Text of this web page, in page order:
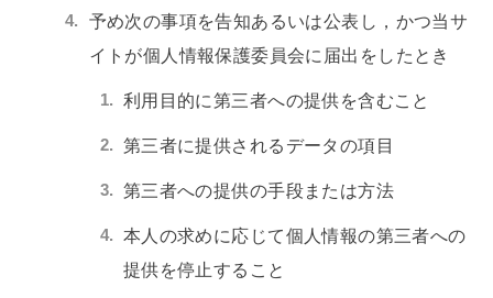
予め次の事項を告知あるいは公表し，かつ当サ
イトが個人情報保護委員会に届出をしたとき
利用目的に第三者への提供を含むこと
第三者に提供されるデータの項目
第三者への提供の手段または方法
本人の求めに応じて個人情報の第三者への
提供を停止すること